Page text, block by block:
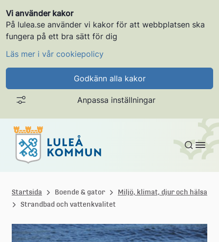
Vi använder kakor
På lulea.se använder vi kakor för att webbplatsen ska
fungera på ett bra sätt för dig
Läs mer i vår cookiepolicy
Godkänn alla kakor
Anpassa inställningar
Gå till innehållet
u
l
e
Startsida Boende & gator
Miljö, klimat, djur och hälsa
Strandbad och vattenkvalitet